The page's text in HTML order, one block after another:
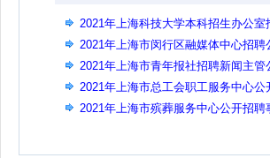
2021年上海科技大学本科招生办公
2021年上海市闵行区融媒体中心招聘
2021年上海市青年报社招聘新闻主管
2021年上海市总工会职工服务中心公
2021年上海市殡葬服务中心公开招